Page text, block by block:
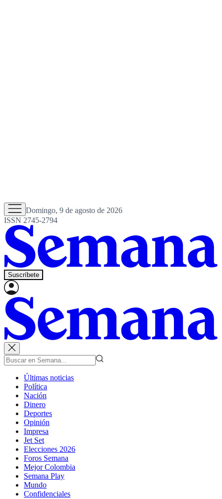
Domingo, 9 de agosto de 2026
ISSN 2745-2794
Suscríbete
Últimas noticias
Política
Nación
Dinero
Deportes
Opinión
Impresa
Jet Set
Elecciones 2026
Foros Semana
Mejor Colombia
Semana Play
Mundo
Confidenciales